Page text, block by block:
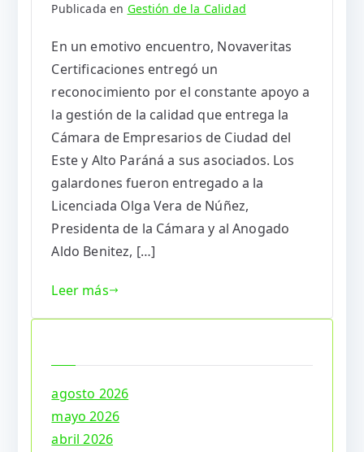
Publicada en Gestión de la Calidad
En un emotivo encuentro, Novaveritas
Certificaciones entregó un
reconocimiento por el constante apoyo a
la gestión de la calidad que entrega la
Cámara de Empresarios de Ciudad del
Este y Alto Paráná a sus asociados. Los
galardones fueron entregado a la
Licenciada Olga Vera de Núñez,
Presidenta de la Cámara y al Anogado
Aldo Benitez, […]
Leer más
agosto 2026
mayo 2026
abril 2026